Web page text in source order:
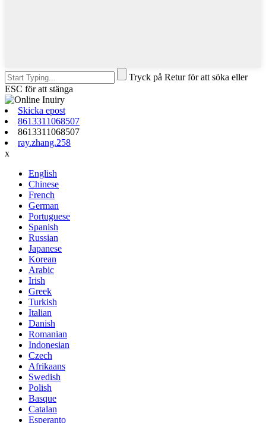
Tryck på Retur för att söka eller
ESC för att stänga
Skicka epost
8613311068507
8613311068507
ray.zhang.258
x
English
Chinese
French
German
Portuguese
Spanish
Russian
Japanese
Korean
Arabic
Irish
Greek
Turkish
Italian
Danish
Romanian
Indonesian
Czech
Afrikaans
Swedish
Polish
Basque
Catalan
Esperanto